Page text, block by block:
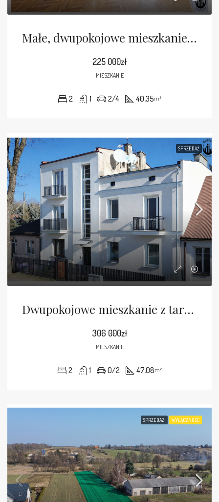
Małe, dwupokojowe mieszkanie przy Leśnej
225 000zł
MIESZKANIE
2 1 2/4 40,35m²
SPRZEDAŻ
Dwupokojowe mieszkanie z tarasem i ogródkiem
306 000zł
MIESZKANIE
2 1 0/2 47,08m²
SPRZEDAŻ WYŁĄCZNOŚĆ